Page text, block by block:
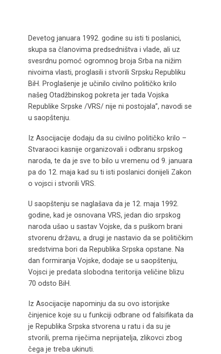
Devetog januara 1992. godine su isti ti poslanici,
skupa sa članovima predsedništva i vlade, ali uz
svesrdnu pomoć ogromnog broja Srba na nižim
nivoima vlasti, proglasili i stvorili Srpsku Republiku
BiH. Proglašenje je učinilo civilno političko krilo
našeg Otadžbinskog pokreta jer tada Vojska
Republike Srpske /VRS/ nije ni postojala”, navodi se
u saopštenju.
Iz Asocijacije dodaju da su civilno političko krilo –
Stvaraoci kasnije organizovali i odbranu srpskog
naroda, te da je sve to bilo u vremenu od 9. januara
pa do 12. maja kad su ti isti poslanici donijeli Zakon
o vojsci i stvorili VRS.
U saopštenju se naglašava da je 12. maja 1992.
godine, kad je osnovana VRS, jedan dio srpskog
naroda ušao u sastav Vojske, da s puškom brani
stvorenu državu, a drugi je nastavio da se političkim
sredstvima bori da Republika Srpska opstane. Na
dan formiranja Vojske, dodaje se u saopštenju,
Vojsci je predata slobodna teritorija veličine blizu
70 odsto BiH.
Iz Asocijacije napominju da su ovo istorijske
činjenice koje su u funkciji odbrane od falsifikata da
je Republika Srpska stvorena u ratu i da su je
stvorili, prema riječima neprijatelja, zlikovci zbog
čega je treba ukinuti.